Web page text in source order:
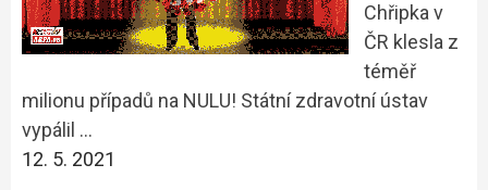
Chřipka v
ČR klesla z
téměř
milionu případů na NULU! Státní zdravotní ústav
vypálil …
12. 5. 2021